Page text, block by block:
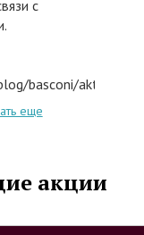
с
basconi/aktsiya-
еще
акции